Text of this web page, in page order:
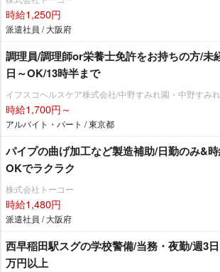
時給1,250円
派遣社員 / 大阪府
調理員/調理師or栄養士免許をお持ちの方/未
日～OK/13時半まで
イフスコヘルスケア株式会社/中野すみれ園・中野すみ
時給1,700円～
アルバイト・パート / 東京都
パイプの曲げ加工など製造補助/日勤のみ&
OKでラクラク
株式会社トーコー
時給1,480円
派遣社員 / 大阪府
西早稲田駅スグの学校警備/当務・夜勤/週3
万円以上